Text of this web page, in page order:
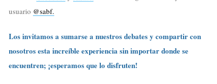
usuario @sabf.
Los invitamos a sumarse a nuestros debates y compartir con
nosotros esta increíble experiencia sin importar donde se
encuentren; ¡esperamos que lo disfruten!